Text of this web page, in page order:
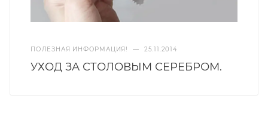
ПОЛЕЗНАЯ ИНФОРМАЦИЯ! — 25.11.2014
УХОД ЗА СТОЛОВЫМ СЕРЕБРОМ.